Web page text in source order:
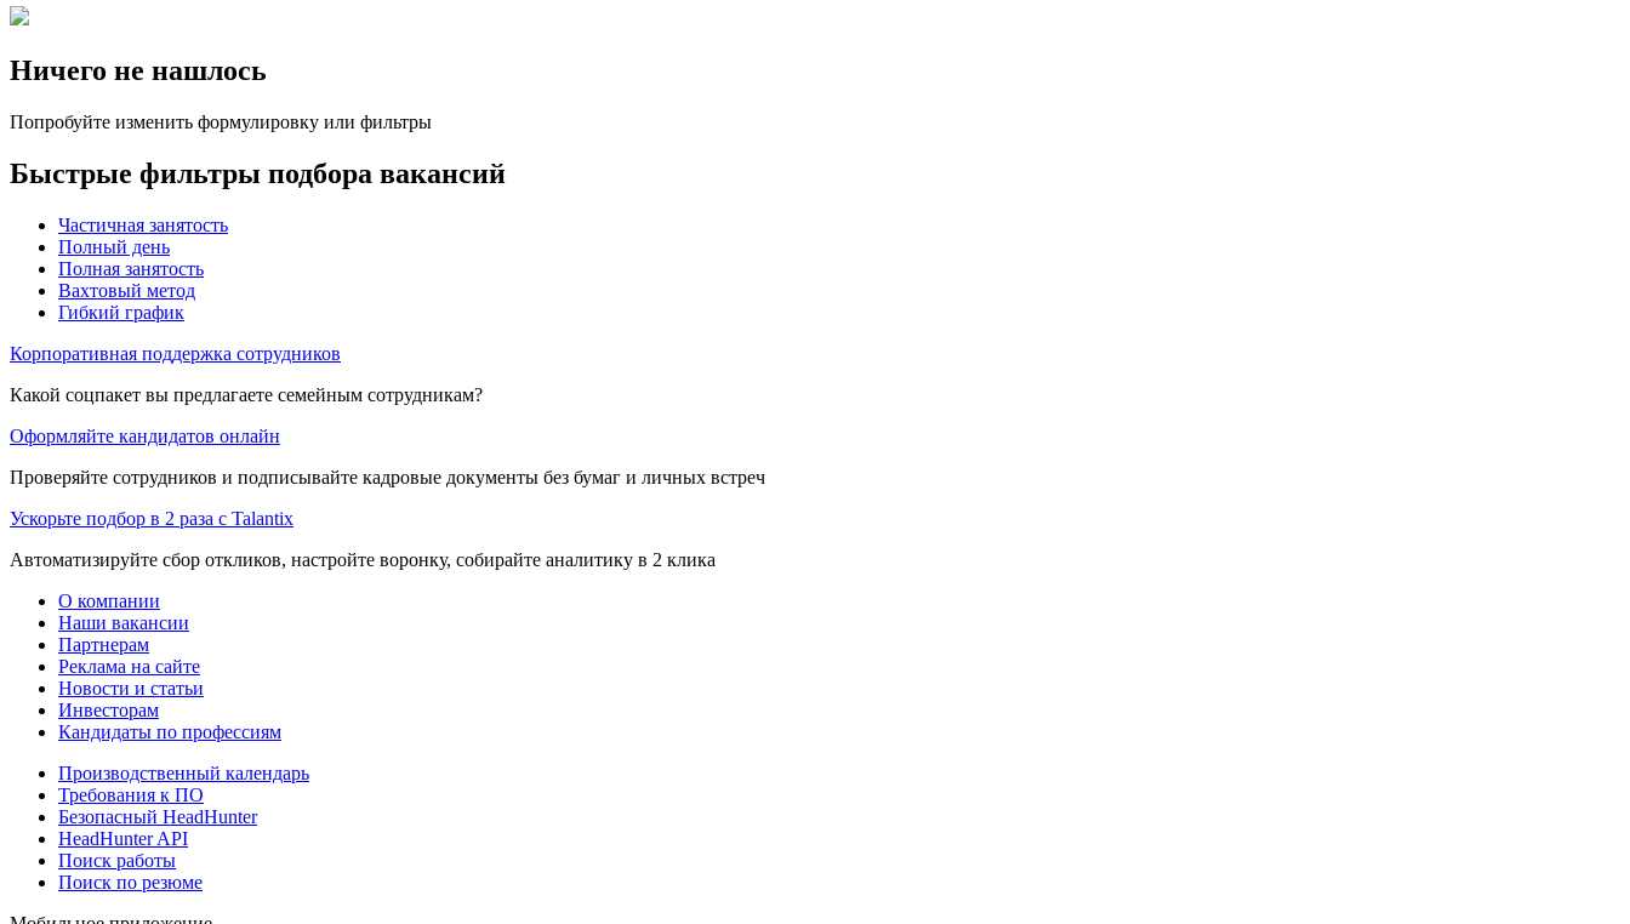
Ничего не нашлось
Попробуйте изменить формулировку или фильтры
Быстрые фильтры подбора вакансий
Частичная занятость
Полный день
Полная занятость
Вахтовый метод
Гибкий график
Корпоративная поддержка сотрудников
Какой соцпакет вы предлагаете семейным сотрудникам?
Оформляйте кандидатов онлайн
Проверяйте сотрудников и подписывайте кадровые документы без бумаг и личных встреч
Ускорьте подбор в 2 раза с Talantix
Автоматизируйте сбор откликов, настройте воронку, собирайте аналитику в 2 клика
О компании
Наши вакансии
Партнерам
Реклама на сайте
Новости и статьи
Инвесторам
Кандидаты по профессиям
Производственный календарь
Требования к ПО
Безопасный HeadHunter
HeadHunter API
Поиск работы
Поиск по резюме